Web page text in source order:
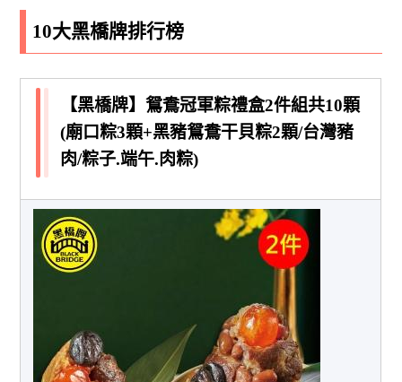
10大黑橋牌排行榜
【黑橋牌】鴛鴦冠軍粽禮盒2件組共10顆
(廟口粽3顆+黑豬鴛鴦干貝粽2顆/台灣豬
肉/粽子.端午.肉粽)